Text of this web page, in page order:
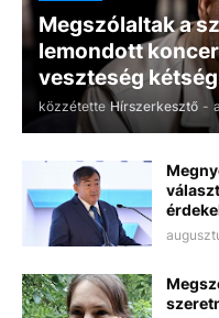
Megszólaltak a
lemondott
veszteség
közzétette Hírszerkesztő -